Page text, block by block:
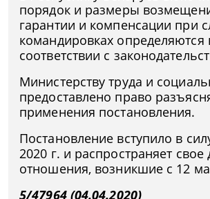
порядок и размеры
гарантии и компенсации при
командировках определяются
соответствии с
Министерству труда и
предоставлено право
применения постановления.
Постановление вступило в
2020 г. и распространяет свое
отношения, возникшие с 12
5/47964 (04.04.2020)